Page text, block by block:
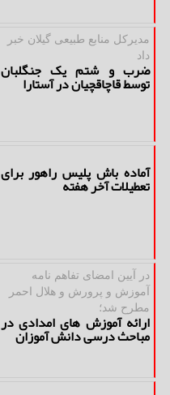
مدیركل منابع طبیعی گیلان خبر
داد
ضرب و شتم یک جنگلبان
توسط قاچاقچیان در آستارا
آماده باش پلیس راهور برای
تعطیلات آخر هفته
در آیین امضای تفاهم نامه
آموزش و پرورش و هلال احمر
مطرح شد؛
ارائه آموزش های امدادی در
مباحث درسی دانش آموزان